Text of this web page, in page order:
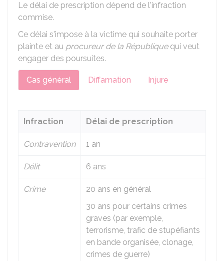
Le délai de prescription dépend de l'infraction
commise.
Ce délai s'impose à la victime qui souhaite porter
plainte et au procureur de la Républiquequi veut
engager des poursuites.
Cas général Diffamation Injure
Infraction Délai de prescription
Contravention 1 an
Délit 6 ans
Crime
20 ans en général
30 ans pour certains crimes
graves (par exemple,
terrorisme, trafic de stupéfiants
en bande organisée, clonage,
crimes de guerre)